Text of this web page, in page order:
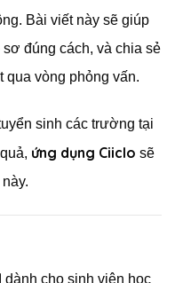
Bài viết này sẽ giúp
đúng cách, và chia sẻ
vòng phỏng vấn.
sinh các trường tại
ứng dụng Ciiclo sẽ
dành cho sinh viên học